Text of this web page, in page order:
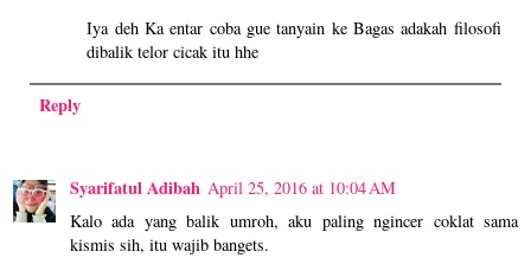
Iya deh Ka entar coba gue tanyain ke Bagas adakah filosofi
dibalik telor cicak itu hhe
Reply
Syarifatul Adibah April 25, 2016 at 10:04 AM
Kalo ada yang balik umroh, aku paling ngincer coklat sama
kismis sih, itu wajib bangets.